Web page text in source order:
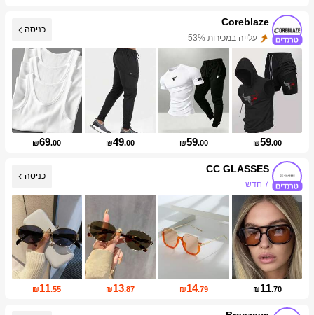
Coreblaze
עלייה במכירות 53%
עליית עוקבים של 537%
כניסה
₪59.00
₪59.00
₪49.00
₪69.00
CC GLASSES
7 חדש
עליית עוקבים של 113%
כניסה
₪11.70
₪14.79
₪13.87
₪11.55